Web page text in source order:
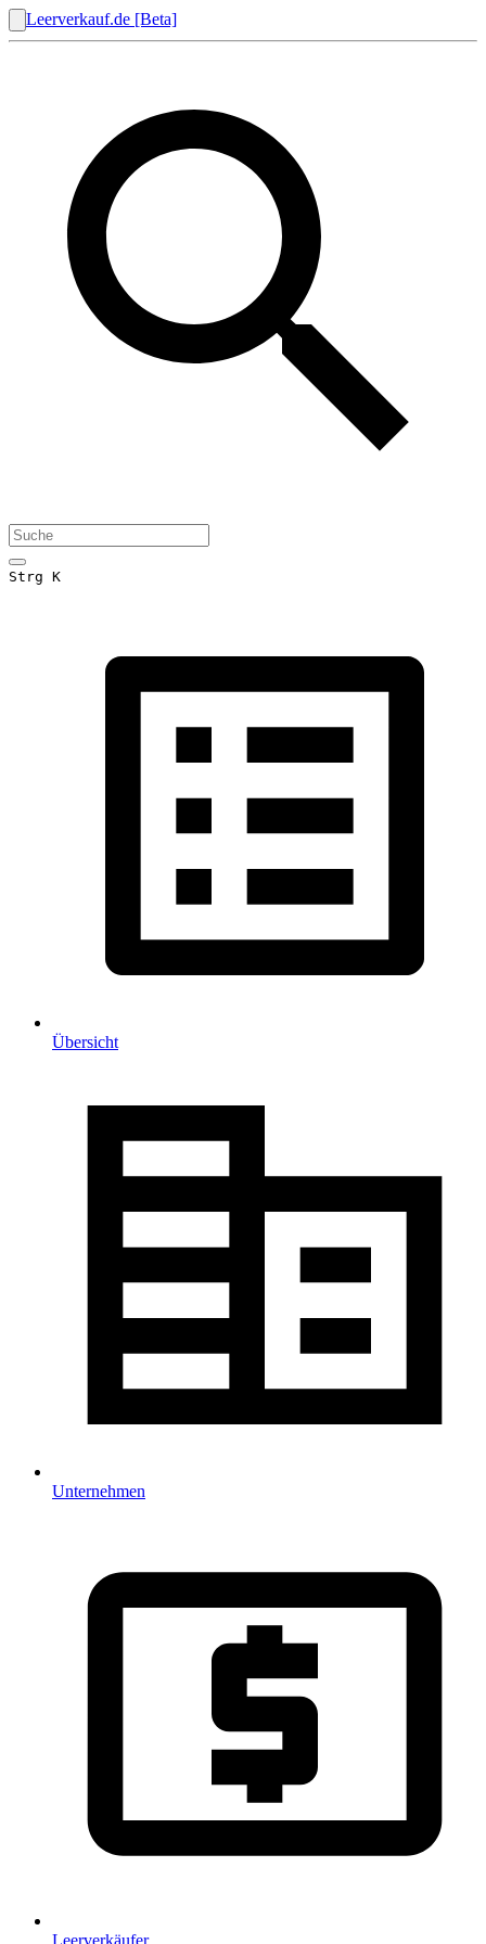
Leerverkauf.de [Beta]
Strg K
Übersicht
Unternehmen
Leerverkäufer